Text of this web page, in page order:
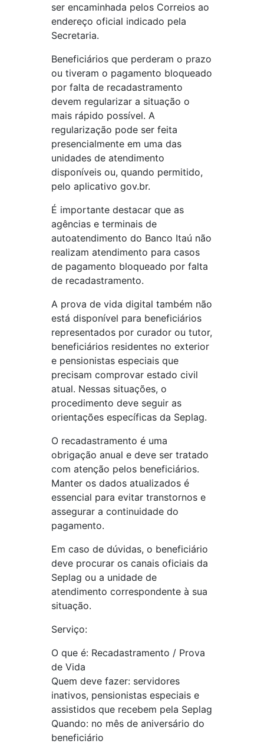
ser encaminhada pelos Correios ao
endereço oficial indicado pela
Secretaria.
Beneficiários que perderam o prazo
ou tiveram o pagamento bloqueado
por falta de recadastramento
devem regularizar a situação o
mais rápido possível. A
regularização pode ser feita
presencialmente em uma das
unidades de atendimento
disponíveis ou, quando permitido,
pelo aplicativo gov.br.
É importante destacar que as
agências e terminais de
autoatendimento do Banco Itaú não
realizam atendimento para casos
de pagamento bloqueado por falta
de recadastramento.
A prova de vida digital também não
está disponível para beneficiários
representados por curador ou tutor,
beneficiários residentes no exterior
e pensionistas especiais que
precisam comprovar estado civil
atual. Nessas situações, o
procedimento deve seguir as
orientações específicas da Seplag.
O recadastramento é uma
obrigação anual e deve ser tratado
com atenção pelos beneficiários.
Manter os dados atualizados é
essencial para evitar transtornos e
assegurar a continuidade do
pagamento.
Em caso de dúvidas, o beneficiário
deve procurar os canais oficiais da
Seplag ou a unidade de
atendimento correspondente à sua
situação.
Serviço:
O que é: Recadastramento / Prova
de Vida
Quem deve fazer: servidores
inativos, pensionistas especiais e
assistidos que recebem pela Seplag
Quando: no mês de aniversário do
beneficiário